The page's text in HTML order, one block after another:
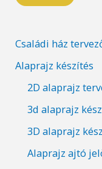
Családi ház
Alaprajz készítés
2D alaprajz
3d alaprajz
3D alaprajz
Alaprajz ajtó